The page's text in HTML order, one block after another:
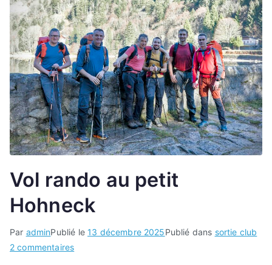
Vol rando au petit
Hohneck
Par adminPublié le13 décembre 2025Publié dans sortie club
2 commentairessur